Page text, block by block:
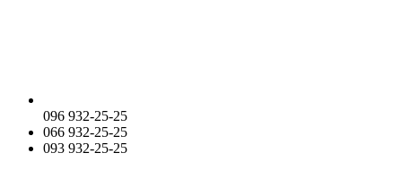
096 932-25-25
066 932-25-25
093 932-25-25